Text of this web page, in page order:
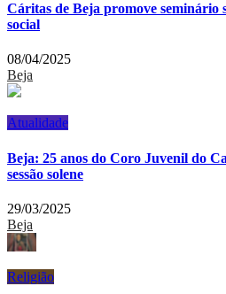
Cáritas de Beja promove seminário
social
08/04/2025
Beja
Atualidade
Beja: 25 anos do Coro Juvenil do
sessão solene
29/03/2025
Beja
Religião